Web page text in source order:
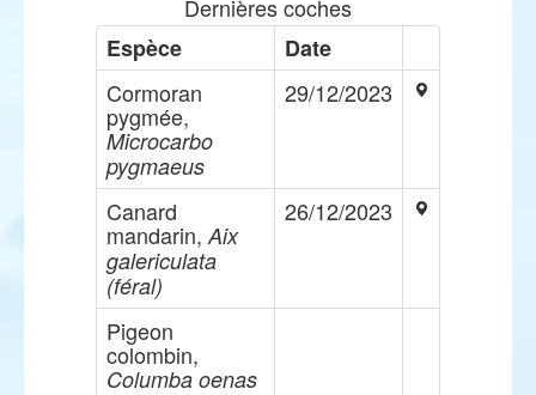
Dernières coches
Espèce
Date
Cormoran
pygmée,
Microcarbo
pygmaeus
29/12/2023
Canard
mandarin, Aix
galericulata
(féral)
26/12/2023
Pigeon
colombin,
Columba oenas